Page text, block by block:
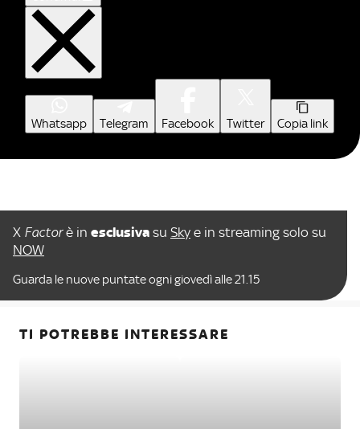
Whatsapp Telegram Facebook Twitter Copia link
X Factorè in esclusiva su Sky e in streaming solo su
NOW
Guarda le nuove puntate ogni giovedì alle 21.15
TI POTREBBE INTERESSARE